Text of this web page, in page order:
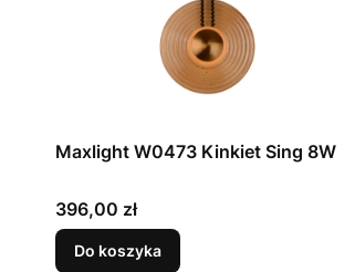
Maxlight W0473 Kinkiet Sing 8W
Cena
396,00 zł
Do koszyka